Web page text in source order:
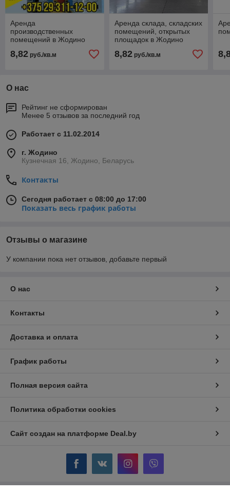
Аренда
производственных
помещений в Жодино
8,82 руб./кв.м
Аренда склада, складских
помещений, открытых
площадок в Жодино
8,82руб./кв.м
О нас
Рейтинг не сформирован
Менее 5 отзывов за последний год
Работает с 11.02.2014
г. Жодино
Кузнечная 16, Жодино, Беларусь
Контакты
Сегодня работает с 08:00 до 17:00
Показать весь график работы
Отзывы о магазине
У компании пока нет отзывов, добавьте первый
О нас
Контакты
Доставка и оплата
График работы
Полная версия сайта
Политика обработки cookies
Сайт создан на платформе Deal.by